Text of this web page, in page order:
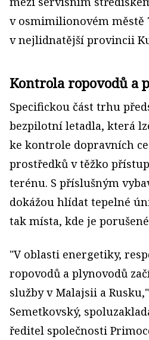
v osmimilionovém městě
v nejlidnatější provincii
Kontrola ropovodů a
Specifickou část trhu
bezpilotní letadla, která
ke kontrole dopravních
prostředků v těžko
terénu. S příslušným
dokážou hlídat tepelné
tak místa, kde je
"V oblasti energetiky,
ropovodů a plynovodů
služby v Malajsii a
Semetkovský,
ředitel společnosti